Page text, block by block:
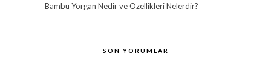
Bambu Yorgan Nedir ve Özellikleri Nelerdir?
SON YORUMLAR